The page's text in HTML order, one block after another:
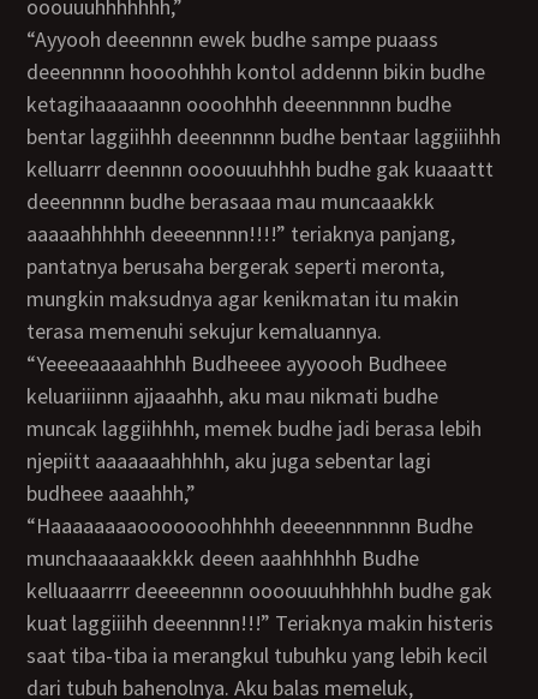
ooouuuhhhhhhh,”
“Ayyooh deeennnn ewek budhe sampe puaass
deeennnnn hoooohhhh kontol addennn bikin budhe
ketagihaaaaannn oooohhhh deeennnnnn budhe
bentar laggiihhh deeennnnn budhe bentaar laggiiihhh
kelluarrr deennnn oooouuuhhhh budhe gak kuaaattt
deeennnnn budhe berasaaa mau muncaaakkk
aaaaahhhhhh deeeennnn!!!!” teriaknya panjang,
pantatnya berusaha bergerak seperti meronta,
mungkin maksudnya agar kenikmatan itu makin
terasa memenuhi sekujur kemaluannya.
“Yeeeeaaaaahhhh Budheeee ayyoooh Budheee
keluariiinnn ajjaaahhh, aku mau nikmati budhe
muncak laggiihhhh, memek budhe jadi berasa lebih
njepiitt aaaaaaahhhhh, aku juga sebentar lagi
budheee aaaahhh,”
“Haaaaaaaaooooooohhhhh deeeennnnnnn Budhe
munchaaaaaakkkk deeen aaahhhhhh Budhe
kelluaaarrrr deeeeennnn oooouuuhhhhhh budhe gak
kuat laggiiihh deeennnn!!!” Teriaknya makin histeris
saat tiba-tiba ia merangkul tubuhku yang lebih kecil
dari tubuh bahenolnya. Aku balas memeluk,